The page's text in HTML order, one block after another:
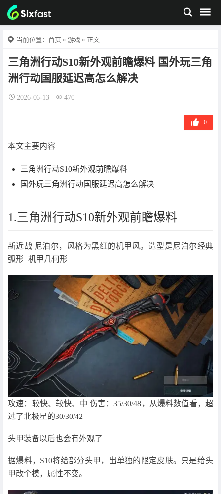
当前位置： 首页 » 游戏 » 正文
三角洲行动S10新外观前瞻爆料 国外玩三角
洲行动国服延迟高怎么解决
2026-06-13 470
0
本文主要内容
三角洲行动S10新外观前瞻爆料
国外玩三角洲行动国服延迟高怎么解决
1.三角洲行动S10新外观前瞻爆料
新近战 尼泊尔，风格为黑红的机甲风。造型是尼泊尔经典
弧形+机甲几何形
攻速：较快、较快、中 伤害：35/30/48，从爆料数值看，超
过了北极星的30/30/42
头甲装备以后也会有外观了
据爆料，S10将给部分头甲，出单独的限定皮肤。只是给头
甲改个模，属性不变。